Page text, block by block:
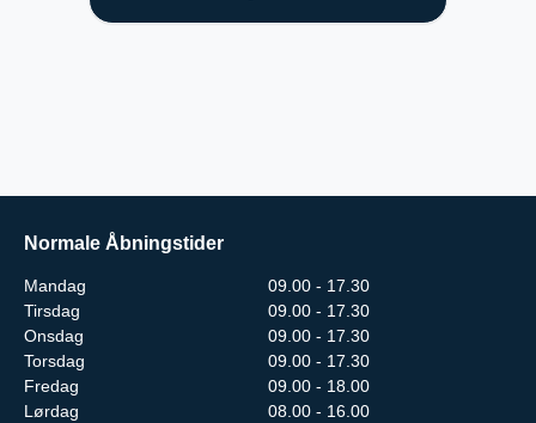
Normale Åbningstider
Mandag
09.00 - 17.30
Tirsdag
09.00 - 17.30
Onsdag
09.00 - 17.30
Torsdag
09.00 - 17.30
Fredag
09.00 - 18.00
Lørdag
08.00 - 16.00